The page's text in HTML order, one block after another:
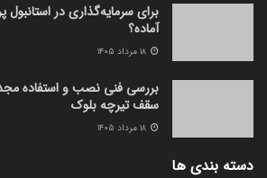
برای سرمایه‌گذاری در استانبول
آماده؟
بررسی فنی نصب و استفاده
سقف تیرچه بلوک
دسته بندی ها